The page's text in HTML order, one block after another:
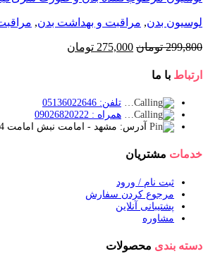
لوسیون بدن, مراقبت و بهداشت بدن,
299,800 تومان قیمت
275,000 تومان
ارتباط با ما
تلفن: 05136022646
همراه : 09026820222
آدرس: مشهد - امامت نبش امامت 34
خدمات مشتریان
ثبت نام / ورود
مرجوع کردن سفارش
پشتیبانی آنلاین
مشاوره
دسته بندی محصولات